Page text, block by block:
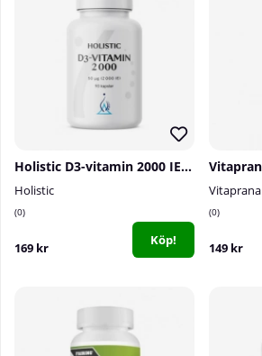
Holistic D3-vitamin 2000 IE, 90 caps
Holistic
0
169 kr Köp!
Vitaprana
0
149 kr